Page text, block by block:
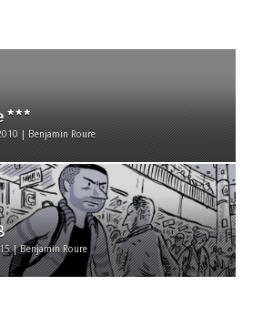
***
| Benjamin Roure
| Benjamin Roure